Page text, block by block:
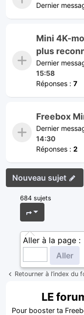
Dernier
Mini 4K-
plus
Dernier
15:58
Réponses : 7
Freebox
Dernier
14:30
Réponses : 2
Nouveau sujet
684 sujets
Page
Aller à la page :
Retourner à l’index du
LE
Pour booster ta